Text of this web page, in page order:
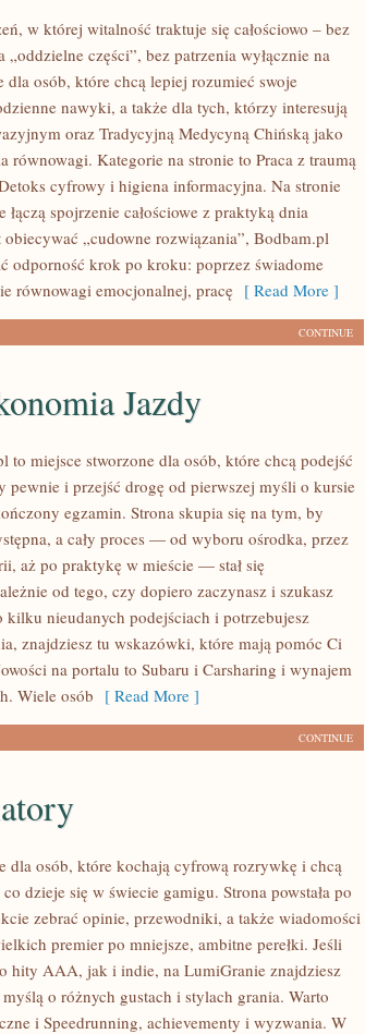
w której witalność traktuje się całościowo – bez
„oddzielne części”, bez patrzenia wyłącznie na
dla osób, które chcą lepiej rozumieć swoje
nawyki, a także dla tych, którzy interesują
oraz Tradycyjną Medycyną Chińską jako
równowagi. Kategorie na stronie to Praca z traumą
cyfrowy i higiena informacyjna. Na stronie
łączą spojrzenie całościowe z praktyką dnia
„cudowne rozwiązania”, Bodbam.pl
odporność krok po kroku: poprzez świadome
równowagi emocjonalnej, pracę [ Read More ]
CONTINUE
Jazdy
to miejsce stworzone dla osób, które chcą podejść
pewnie i przejść drogę od pierwszej myśli o kursie
egzamin. Strona skupia się na tym, by
a cały proces — od wyboru ośrodka, przez
aż po praktykę w mieście — stał się
od tego, czy dopiero zaczynasz i szukasz
kilku nieudanych podejściach i potrzebujesz
znajdziesz tu wskazówki, które mają pomóc Ci
na portalu to Subaru i Carsharing i wynajem
Wiele osób [ Read More ]
CONTINUE
dla osób, które kochają cyfrową rozrywkę i chcą
dzieje się w świecie gamigu. Strona powstała po
zebrać opinie, przewodniki, a także wiadomości
premier po mniejsze, ambitne perełki. Jeśli
hity AAA, jak i indie, na LumiGranie znajdziesz
o różnych gustach i stylach grania. Warto
i Speedrunning, achievementy i wyzwania. W